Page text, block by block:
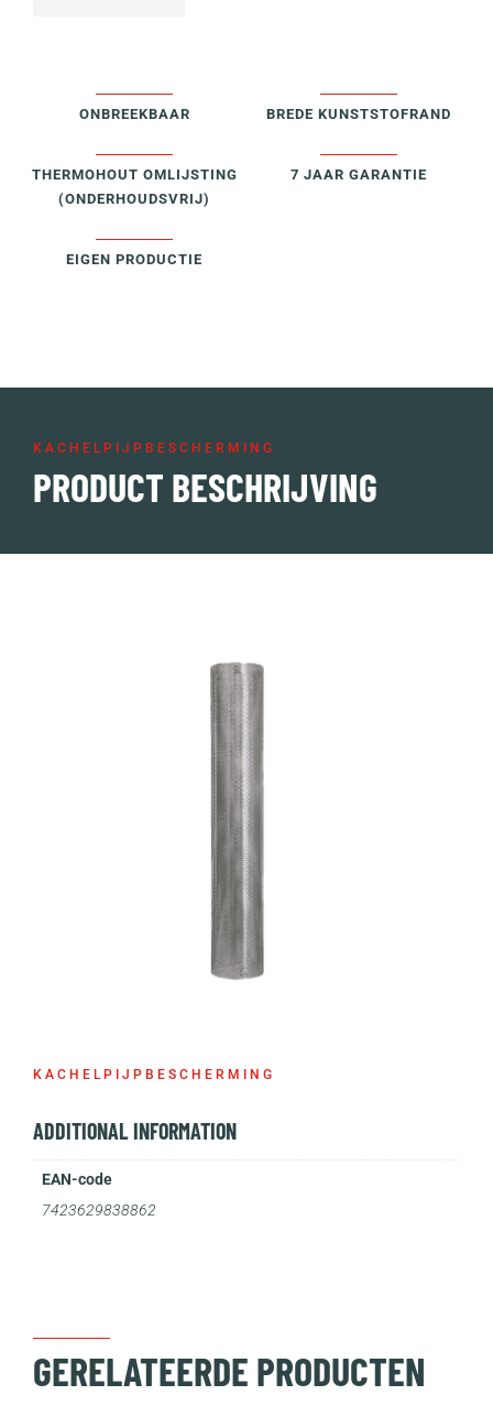
ONBREEKBAAR BREDE KUNSTSTOFRAND
THERMOHOUT OMLIJSTING
(ONDERHOUDSVRIJ)
7 JAAR GARANTIE
EIGEN PRODUCTIE
KACHELPIJPBESCHERMING
PRODUCT BESCHRIJVING
KACHELPIJPBESCHERMING
ADDITIONAL INFORMATION
EAN-code
7423629838862
GERELATEERDE PRODUCTEN